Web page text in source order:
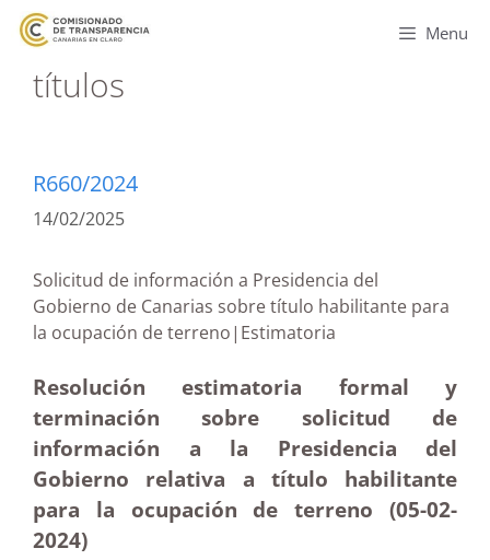
Menu
títulos
R660/2024
14/02/2025
Solicitud de información a Presidencia del
Gobierno de Canarias sobre título habilitante para
la ocupación de terreno|Estimatoria
Resolución estimatoria formal y
terminación sobre solicitud de
información a la Presidencia del
Gobierno relativa a título habilitante
para la ocupación de terreno (05-02-
2024)